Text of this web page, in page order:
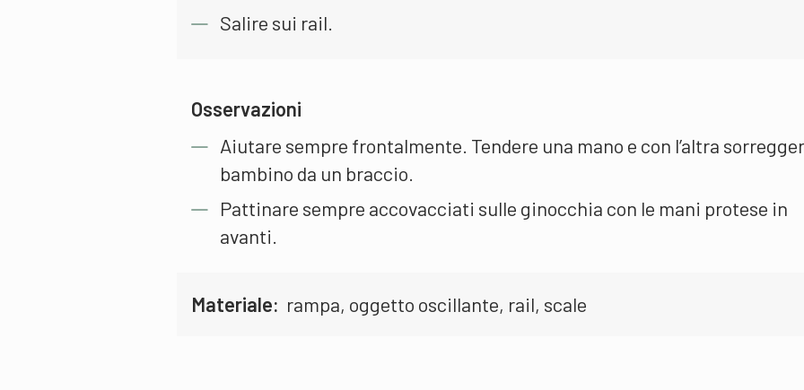
Salire sui rail.
Osservazioni
Aiutare sempre frontalmente. Tendere una mano e con l’altra
bambino da un braccio.
Pattinare sempre accovacciati sulle ginocchia con le mani protese in
avanti.
Materiale: rampa, oggetto oscillante, rail, scale